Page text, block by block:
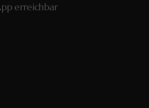
erreichbar